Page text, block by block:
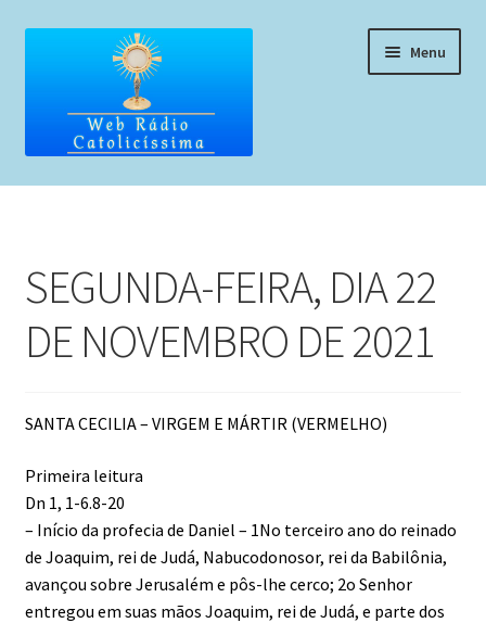
conteúdo
Menu
Home
Liturgia Diária
Horários de missas
Pedidos de oração, testemunho ou música
Fale conosco
SEGUNDA-FEIRA, DIA 22
DE NOVEMBRO DE 2021
SANTA CECILIA – VIRGEM E MÁRTIR (VERMELHO)
Primeira leitura
Dn 1, 1-6.8-20
– Início da profecia de Daniel – 1No terceiro ano do reinado
de Joaquim, rei de Judá, Nabucodonosor, rei da Babilônia,
avançou sobre Jerusalém e pôs-lhe cerco; 2o Senhor
entregou em suas mãos Joaquim, rei de Judá, e parte dos